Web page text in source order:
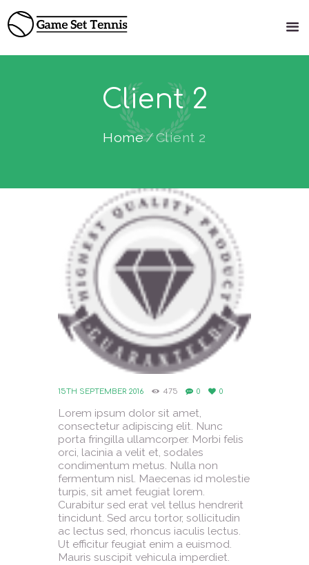
Client 2
Home Client 2
15TH SEPTEMBER 2016 475 0 0
Lorem ipsum dolor sit amet,
consectetur adipiscing elit. Nunc
porta fringilla ullamcorper. Morbi felis
orci, lacinia a velit et, sodales
condimentum metus. Nulla non
fermentum nisl. Maecenas id molestie
turpis, sit amet feugiat lorem.
Curabitur sed erat vel tellus hendrerit
tincidunt. Sed arcu tortor, sollicitudin
ac lectus sed, rhoncus iaculis lectus.
Ut efficitur feugiat enim a euismod.
Mauris suscipit vehicula imperdiet.